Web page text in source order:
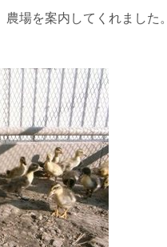
場を案内してくれました。